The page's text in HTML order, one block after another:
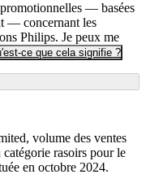
— basées
— concernant les
Philips. Je peux me
ce que cela signifie ?
volume des ventes
rasoirs pour le
en octobre 2024.